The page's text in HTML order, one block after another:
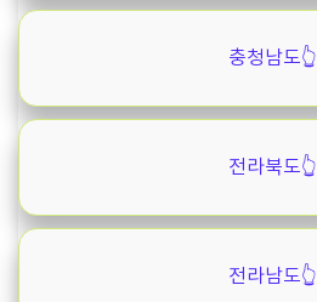
충청남도👆️
전라북도👆️
전라남도👆️